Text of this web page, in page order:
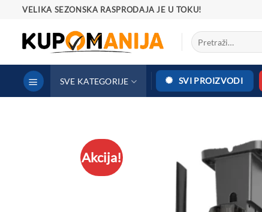
Preskoči
sadržaj
VELIKA SEZONSKA RASPRODAJA JE U TOKU!
Pretraga
za:
SVE KATEGORIJE SVI PROIZVODI
Akcija!